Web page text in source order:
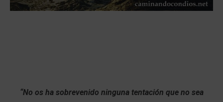
“No os ha sobrevenido ninguna tentación que no sea